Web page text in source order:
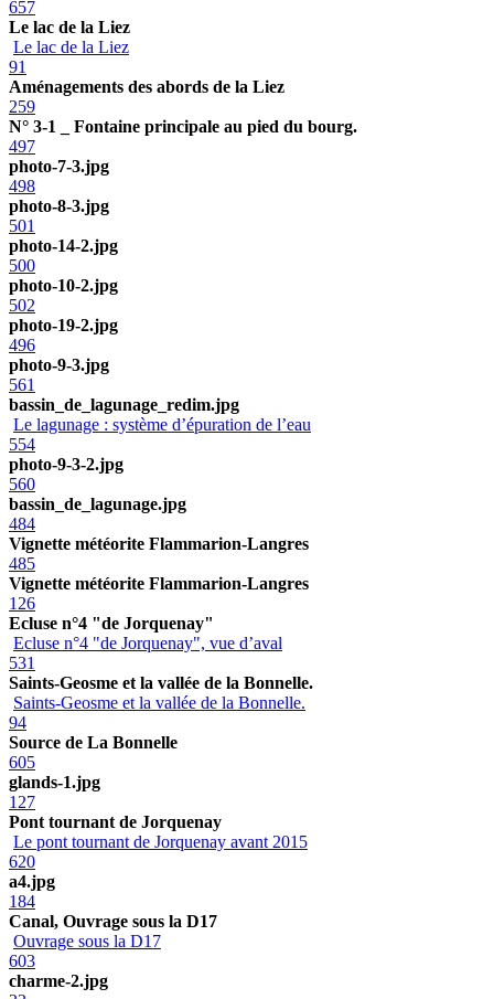
657
Le lac de la Liez
Le lac de la Liez
91
Aménagements des abords de la Liez
259
N° 3-1 _ Fontaine principale au pied du bourg.
497
photo-7-3.jpg
498
photo-8-3.jpg
501
photo-14-2.jpg
500
photo-10-2.jpg
502
photo-19-2.jpg
496
photo-9-3.jpg
561
bassin_de_lagunage_redim.jpg
Le lagunage : système d’épuration de l’eau
554
photo-9-3-2.jpg
560
bassin_de_lagunage.jpg
484
Vignette météorite Flammarion-Langres
485
Vignette météorite Flammarion-Langres
126
Ecluse n°4 "de Jorquenay"
Ecluse n°4 "de Jorquenay", vue d’aval
531
Saints-Geosme et la vallée de la Bonnelle.
Saints-Geosme et la vallée de la Bonnelle.
94
Source de La Bonnelle
605
glands-1.jpg
127
Pont tournant de Jorquenay
Le pont tournant de Jorquenay avant 2015
620
a4.jpg
184
Canal, Ouvrage sous la D17
Ouvrage sous la D17
603
charme-2.jpg